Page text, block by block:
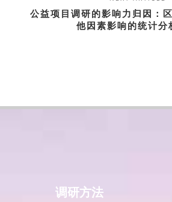
公益项目调研的影响力归因：
他因素影响的统计分
调研方法